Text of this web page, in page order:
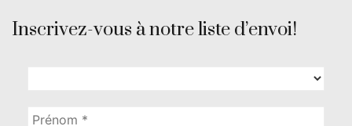
Inscrivez-vous à notre liste d’envoi!